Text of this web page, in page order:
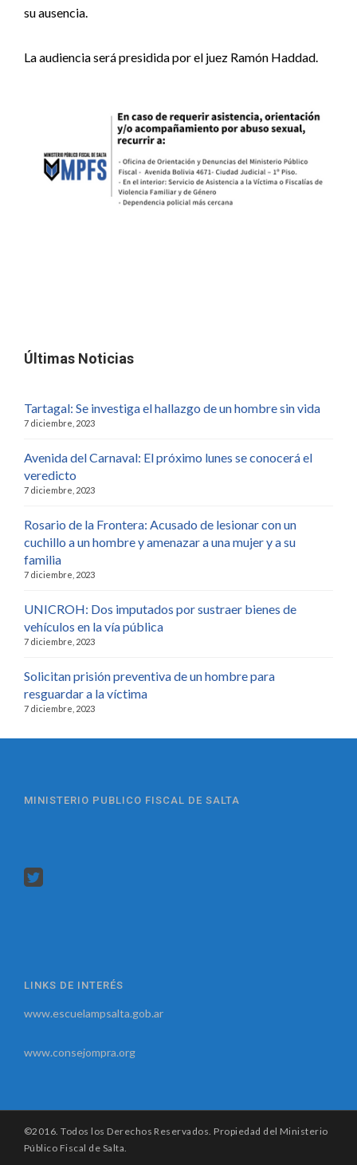
su ausencia.
La audiencia será presidida por el juez Ramón Haddad.
Últimas Noticias
Tartagal: Se investiga el hallazgo de un hombre sin vida
7 diciembre, 2023
Avenida del Carnaval: El próximo lunes se conocerá el
veredicto
7 diciembre, 2023
Rosario de la Frontera: Acusado de lesionar con un
cuchillo a un hombre y amenazar a una mujer y a su
familia
7 diciembre, 2023
UNICROH: Dos imputados por sustraer bienes de
vehículos en la vía pública
7 diciembre, 2023
Solicitan prisión preventiva de un hombre para
resguardar a la víctima
7 diciembre, 2023
MINISTERIO PUBLICO FISCAL DE SALTA
LINKS DE INTERÉS
www.escuelampsalta.gob.ar
www.consejompra.org
©2016. Todos los Derechos Reservados. Propiedad del Ministerio
Público Fiscal de Salta.